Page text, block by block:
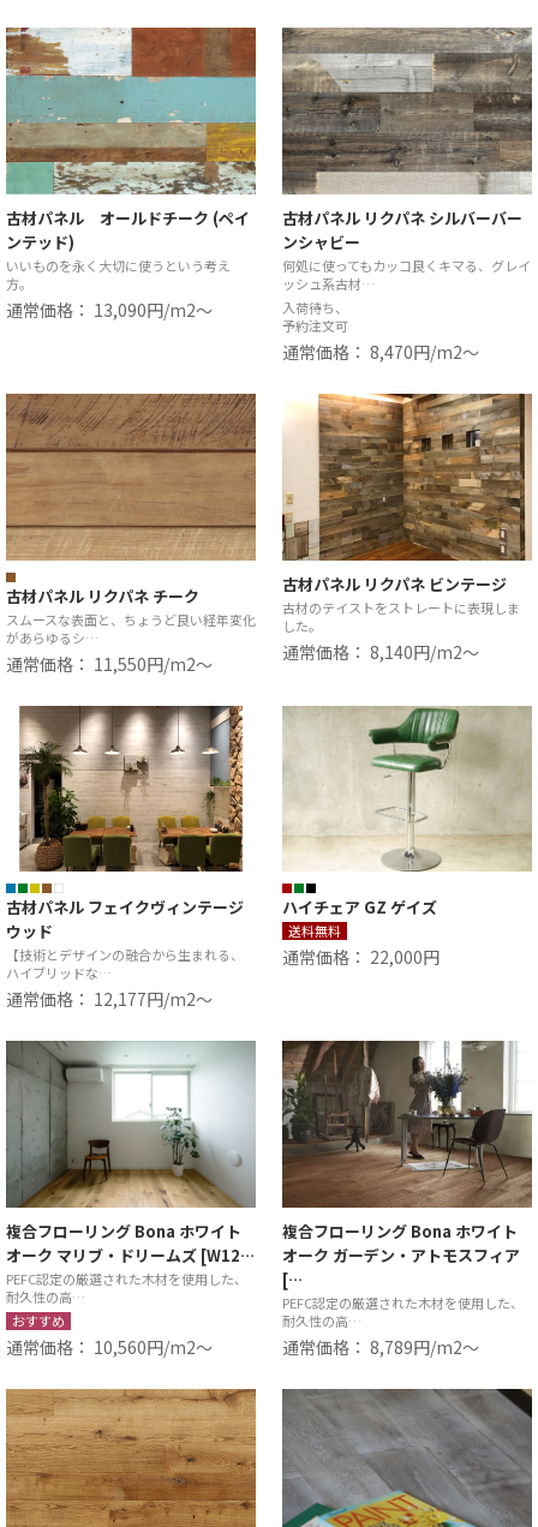
古材パネル オールドチーク (ペイ
ンテッド)
いいものを永く大切に使うという考え
方。
通常価格： 13,090円/m2〜
古材パネル リクパネ シルバーバー
ンシャビー
何処に使ってもカッコ良くキマる、グレイ
ッシュ系古材…
入荷待ち、
予約注文可
通常価格： 8,470円/m2〜
古材パネル リクパネ チーク
スムースな表面と、ちょうど良い経年変化
があらゆるシ…
通常価格： 11,550円/m2〜
古材パネル リクパネ ビンテージ
古材のテイストをストレートに表現しま
した。
通常価格： 8,140円/m2〜
古材パネル フェイクヴィンテージ
ウッド
【技術とデザインの融合から生まれる、
ハイブリッドな…
通常価格： 12,177円/m2〜
ハイチェア GZ ゲイズ
送料無料
通常価格： 22,000円
複合フローリング Bona ホワイト
オーク マリブ・ドリームズ [W12…
PEFC認定の厳選された木材を使用した、
耐久性の高…
おすすめ
通常価格： 10,560円/m2〜
複合フローリング Bona ホワイト
オーク ガーデン・アトモスフィア
[…
PEFC認定の厳選された木材を使用した、
耐久性の高…
通常価格： 8,789円/m2〜